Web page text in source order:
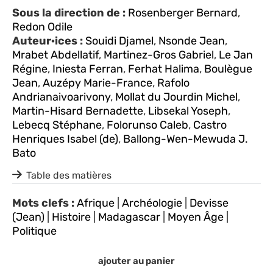
ajouter au panier
Sous la direction de : Rosenberger Bernard,
Redon Odile
Auteur·ices :Souidi Djamel, Nsonde Jean,
Mrabet Abdellatif, Martinez-Gros Gabriel, Le Jan
Régine, Iniesta Ferran, Ferhat Halima, Boulègue
Jean,Auzépy Marie-France, Rafolo
Andrianaivoarivony, Mollat du Jourdin Michel,
Martin-Hisard Bernadette, Libsekal Yoseph,
Lebecq Stéphane, Folorunso Caleb, Castro
Henriques Isabel (de), Ballong-Wen-Mewuda J.
Bato
Table des matières
Mots clefs :Afrique Archéologie Devisse
(Jean)
Histoire Madagascar Moyen Âge
Politique